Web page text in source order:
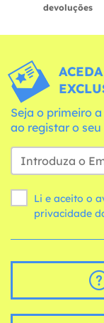
devoluções
Seja o primeiro
ao registar o seu
Li e aceito o
privacidade